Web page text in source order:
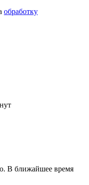
обработку
В ближайшее время